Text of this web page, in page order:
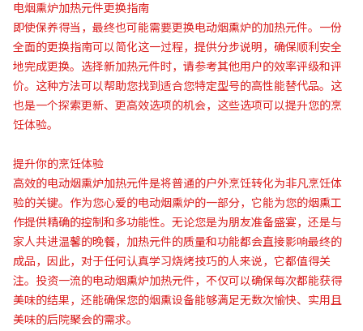
电烟熏炉加热元件更换指南
即使保养得当，最终也可能需要更换电动烟熏炉的加热元件。一份
全面的更换指南可以简化这一过程，提供分步说明，确保顺利安全
地完成更换。选择新加热元件时，请参考其他用户的效率评级和评
价。这种方法可以帮助您找到适合您特定型号的高性能替代品。这
也是一个探索更新、更高效选项的机会，这些选项可以提升您的烹
饪体验。
提升你的烹饪体验
高效的电动烟熏炉加热元件是将普通的户外烹饪转化为非凡烹饪体
验的关键。作为您心爱的电动烟熏炉的一部分，它能为您的烟熏工
作提供精确的控制和多功能性。无论您是为朋友准备盛宴，还是与
家人共进温馨的晚餐，加热元件的质量和功能都会直接影响最终的
成品，因此，对于任何认真学习烧烤技巧的人来说，它都值得关
注。投资一流的电动烟熏炉加热元件，不仅可以确保每次都能获得
美味的结果，还能确保您的烟熏设备能够满足无数次愉快、实用且
美味的后院聚会的需求。